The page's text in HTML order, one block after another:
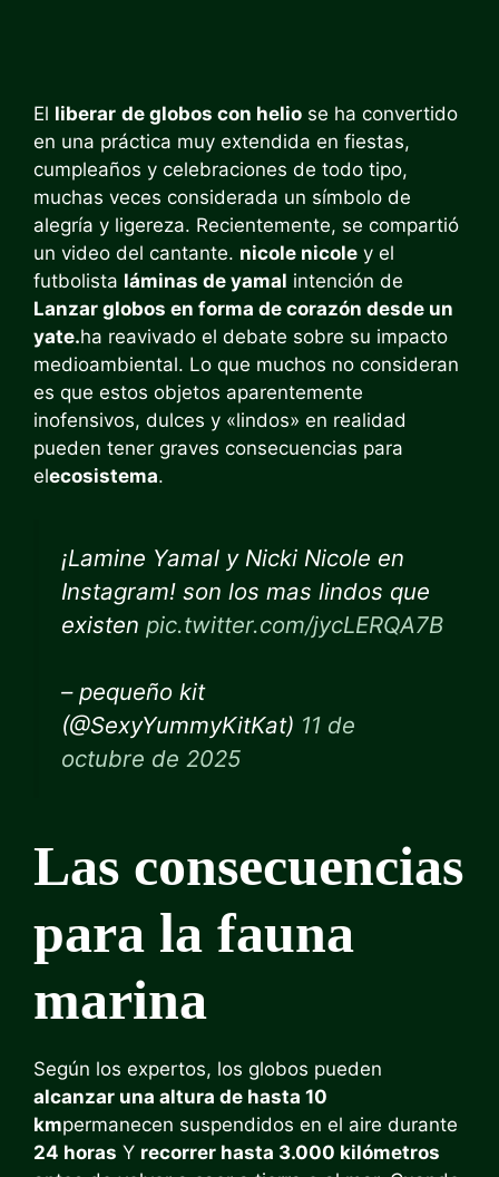
El liberar de globos con helio se ha convertido
en una práctica muy extendida en fiestas,
cumpleaños y celebraciones de todo tipo,
muchas veces considerada un símbolo de
alegría y ligereza. Recientemente, se compartió
un video del cantante. nicole nicole y el
futbolista láminas de yamal intención de
Lanzar globos en forma de corazón desde un
yate.ha reavivado el debate sobre su impacto
medioambiental. Lo que muchos no consideran
es que estos objetos aparentemente
inofensivos, dulces y «lindos» en realidad
pueden tener graves consecuencias para
elecosistema.
¡Lamine Yamal y Nicki Nicole en
Instagram! son los mas lindos que
existen pic.twitter.com/jycLERQA7B
– pequeño kit
(@SexyYummyKitKat) 11 de
octubre de 2025
Las consecuencias
para la fauna
marina
Según los expertos, los globos pueden
alcanzar una altura de hasta 10
kmpermanecen suspendidos en el aire durante
24 horas Y recorrer hasta 3.000 kilómetros